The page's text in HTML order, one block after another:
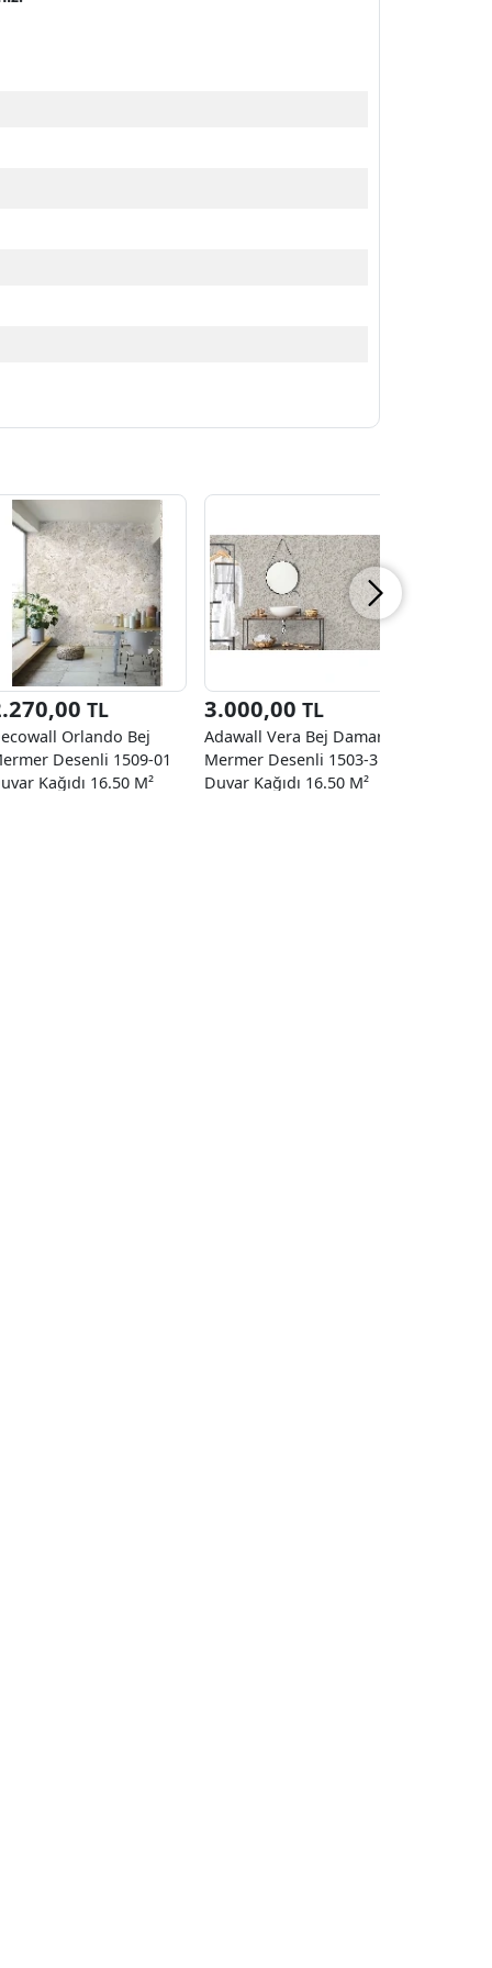
TL
Orlando Bej
Desenli 1509-01
Kağıdı 16.50 M²
3.000,00 TL
Adawall Vera Bej Damarlı
Mermer Desenli 1503-3
Duvar Kağıdı 16.50 M²